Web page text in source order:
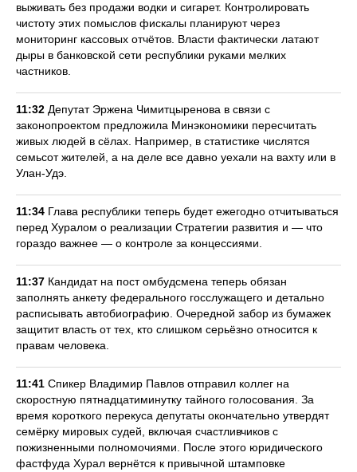
выживать без продажи водки и сигарет. Контролировать
чистоту этих помыслов фискалы планируют через
мониторинг кассовых отчётов. Власти фактически латают
дыры в банковской сети республики руками мелких
частников.
11:32 Депутат Эржена Чимитцыренова в связи с
законопроектом предложила Минэкономики пересчитать
живых людей в сёлах. Например, в статистике числятся
семьсот жителей, а на деле все давно уехали на вахту или в
Улан-Удэ.
11:34 Глава республики теперь будет ежегодно отчитываться
перед Хуралом о реализации Стратегии развития и — что
гораздо важнее — о контроле за концессиями.
11:37 Кандидат на пост омбудсмена теперь обязан
заполнять анкету федерального госслужащего и детально
расписывать автобиографию. Очередной забор из бумажек
защитит власть от тех, кто слишком серьёзно относится к
правам человека.
11:41 Спикер Владимир Павлов отправил коллег на
скоростную пятнадцатиминутку тайного голосования. За
время короткого перекуса депутаты окончательно утвердят
семёрку мировых судей, включая счастливчиков с
пожизненными полномочиями. После этого юридического
фастфуда Хурал вернётся к привычной штамповке